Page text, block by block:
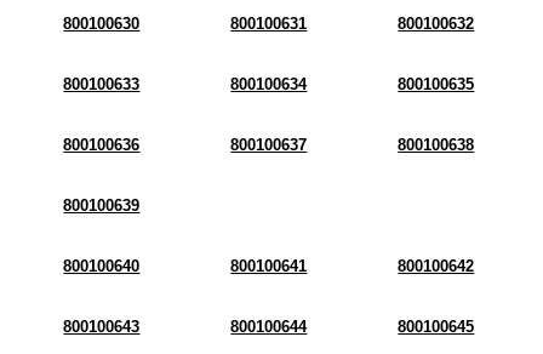
800100630 800100631 800100632
800100633 800100634 800100635
800100636 800100637 800100638
800100639
800100640 800100641 800100642
800100643 800100644 800100645